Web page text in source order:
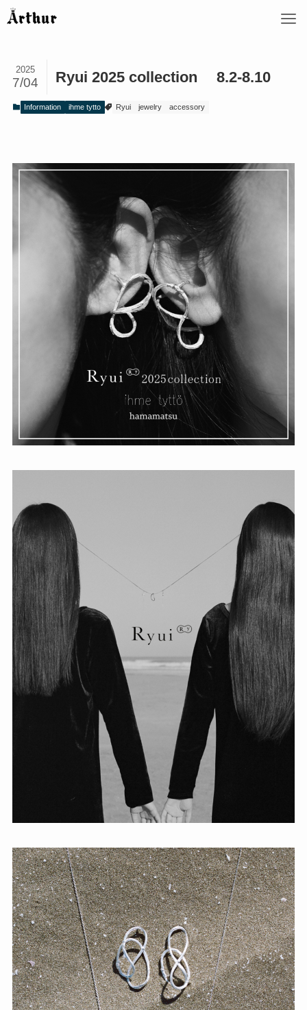
Ryui 2025 collection 8.2-8.10
2025
7/04
Information ihme tytto Ryui jewelry accessory